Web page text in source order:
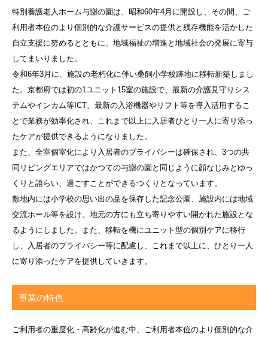
特別養護老人ホーム与謝の園は、昭和60年4月に開設し、その間、ご
利用者本位のより個別的な介護サービスの提供と残存機能を活かした
自立支援に努めるとともに、地域福祉の増進と地域社会の発展に寄与
してまいりました。
令和6年3月に、施設の老朽化に伴い桑飼小学校跡地に移転新築しまし
た。京都府では初の1ユニット15室の施設で、最新の介護見守りシス
テムやインカム等ICT、最新の入浴機器やリフト等を導入活用するこ
とで業務が効率化され、これまで以上に入居者ひとり一人に寄り添っ
たケアが提供できるようになりました。
また、全室個室化により入居者のプライバシーは確保され、3つの共
同リビングエリアではかつての与謝の園と同じように顔なじみとゆっ
くりと語らい、過ごすことができるつくりとなっています。
敷地内には小学校の思い出の品を保存した記念公園、施設内には地域
交流ホール等を設け、地元の方にも立ち寄りやすい開かれた施設とな
るようにしました。また、移転を機にユニット型の個別ケアに移行
し、入居者のプライバシー等に配慮し、これまで以上に、ひとり一人
に寄り添ったケアを提供していきます。
事業の特色
ご利用者の重度化・高齢化が進む中、ご利用者本位のより個別的な介